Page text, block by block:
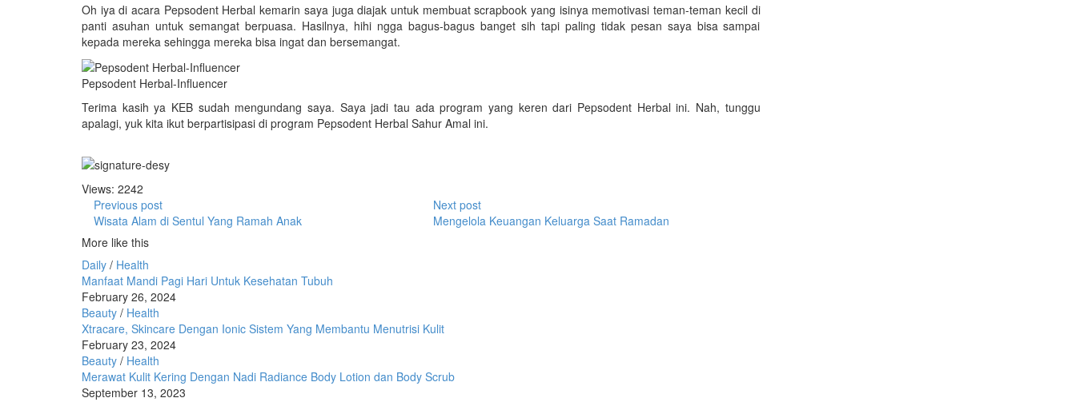
Oh iya di acara Pepsodent Herbal kemarin saya juga diajak untuk membuat scrapbook yang isinya memotivasi teman-teman kecil di
panti asuhan untuk semangat berpuasa. Hasilnya, hihi ngga bagus-bagus banget sih tapi paling tidak pesan saya bisa sampai
kepada mereka sehingga mereka bisa ingat dan bersemangat.
Pepsodent Herbal-Influencer
Terima kasih ya KEB sudah mengundang saya. Saya jadi tau ada program yang keren dari Pepsodent Herbal ini. Nah, tunggu
apalagi, yuk kita ikut berpartisipasi di program Pepsodent Herbal Sahur Amal ini.
Views: 2242
Previous post
Wisata Alam di Sentul Yang Ramah Anak
Next post
Mengelola Keuangan Keluarga Saat Ramadan
More like this
Daily / Health
Manfaat Mandi Pagi Hari Untuk Kesehatan Tubuh
February 26, 2024
Beauty / Health
Xtracare, Skincare Dengan Ionic Sistem Yang Membantu Menutrisi Kulit
February 23, 2024
Beauty / Health
Merawat Kulit Kering Dengan Nadi Radiance Body Lotion dan Body Scrub
September 13, 2023